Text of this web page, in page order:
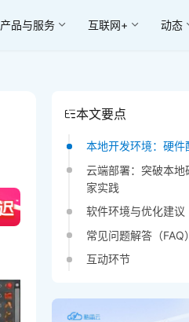
产品与服务 互联网+ 动态
本文要点
本地开发环境：硬
云端部署：突破本地
家实践
软件环境与优化建议
常见问题解答（FAQ）
互动环节